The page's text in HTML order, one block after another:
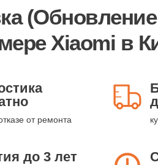
Xiaomi в
от ремонта
до 3 лет